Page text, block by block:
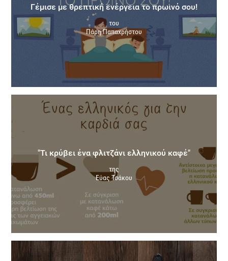
Γέμισε με θρεπτική ενέργεια το πρωινό σου!
του
Πάρη Παπαχρήστου
"Τι κρύβει ένα φλιτζάνι ελληνικού καφέ"
της
Εύας Τσάκου